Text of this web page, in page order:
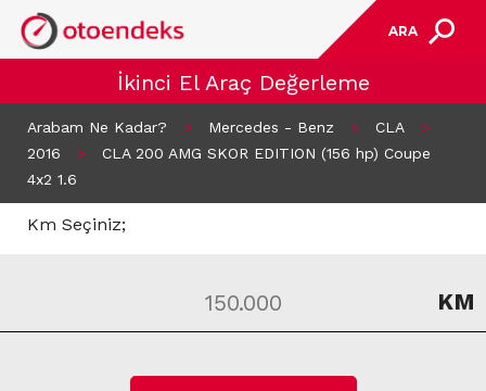
ARA
İkinci El Araç Değerleme
Arabam Ne Kadar? > Mercedes - Benz > CLA
>
2016
>
CLA 200 AMG SKOR EDITION (156 hp) Coupe
4x2 1.6
Km Seçiniz;
KM